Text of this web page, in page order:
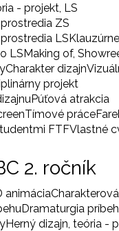
- projekt, LS
ZS
LS
LSMaking of,
Charakter dizajn
projekt
Púťová atrakcia
Tímové práce
FTFVlastné
2. ročník
animácia
Dramaturgia
Herný dizajn, teória -